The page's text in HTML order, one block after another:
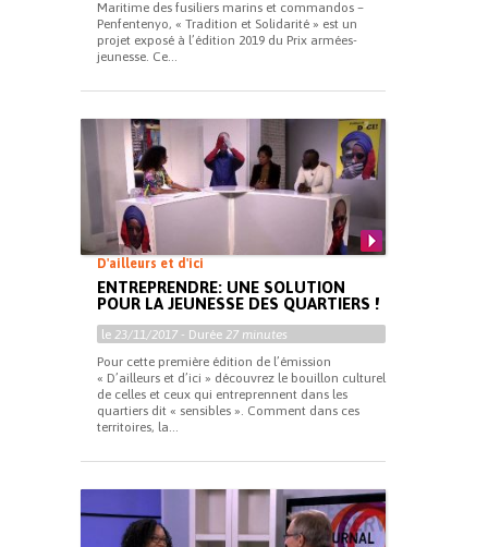
Maritime des fusiliers marins et commandos –
Penfentenyo, « Tradition et Solidarité » est un
projet exposé à l’édition 2019 du Prix armées-
jeunesse. Ce...
D'ailleurs et d'ici
ENTREPRENDRE: UNE SOLUTION
POUR LA JEUNESSE DES QUARTIERS !
le 23/11/2017 - Durée 27 minutes
Pour cette première édition de l’émission
« D’ailleurs et d’ici » découvrez le bouillon culturel
de celles et ceux qui entreprennent dans les
quartiers dit « sensibles ». Comment dans ces
territoires, la...